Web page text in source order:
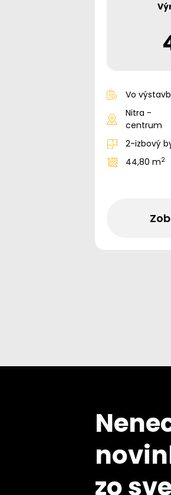
Vo
Nitra -
centrum
2-izbový
44,80 m2
zo